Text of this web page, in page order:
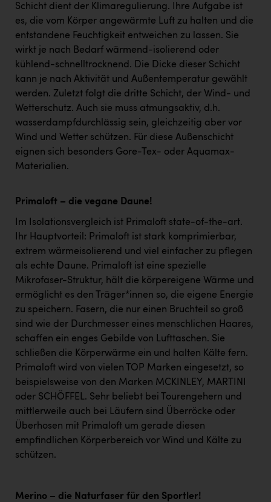
Schicht dient der Klimaregulierung. Ihre Aufgabe ist
es, die vom Körper angewärmte Luft zu halten und die
entstandene Feuchtigkeit entweichen zu lassen. Sie
wirkt je nach Bedarf wärmend-isolierend oder
kühlend-schnelltrocknend. Die Dicke dieser Schicht
kann je nach Aktivität und Außentemperatur gewählt
werden. Zuletzt folgt die dritte Schicht, der Wind- und
Wetterschutz. Auch sie muss atmungsaktiv, d.h.
wasserdampfdurchlässig sein, gleichzeitig aber vor
Wind und Wetter schützen. Für diese Außenschicht
eignen sich besonders Gore-Tex- oder Aquamax-
Materialien.
Primaloft – die vegane Daune!
Im Isolationsvergleich ist Primaloft state-of-the-art.
Ihr Hauptvorteil: Primaloft ist stark komprimierbar,
extrem wärmeisolierend und viel einfacher zu pflegen
als echte Daune. Primaloft ist eine spezielle
Mikrofaser-Struktur, hält die körpereigene Wärme und
ermöglicht es den Träger*innen so, die eigene Energie
zu speichern. Fasern, die nur einen Bruchteil so groß
sind wie der Durchmesser eines menschlichen Haares,
schaffen ein enges Gebilde von Lufttaschen. Sie
schließen die Körperwärme ein und halten Kälte fern.
Primaloft wird von vielen TOP Marken eingesetzt, so
beispielsweise von den Marken MCKINLEY, MARTINI
oder SCHÖFFEL. Sehr beliebt bei Tourengehern und
mittlerweile auch bei Läufern sind Überröcke oder
Überhosen mit Primaloft um gerade diesen
empfindlichen Körperbereich vor Wind und Kälte zu
schützen.
Merino – die Naturfaser für den Sportler!